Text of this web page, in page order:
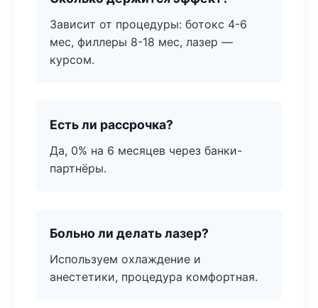
Зависит от процедуры: ботокс 4-6
мес, филлеры 8-18 мес, лазер —
курсом.
Есть ли рассрочка?
Да, 0% на 6 месяцев через банки-
партнёры.
Больно ли делать лазер?
Используем охлаждение и
анестетики, процедура комфортная.